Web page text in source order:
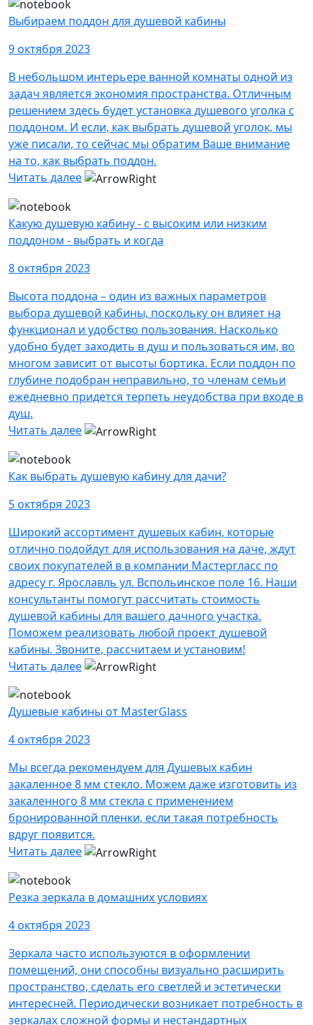
Выбираем поддон для душевой кабины
9 октября 2023
В небольшом интерьере ванной комнаты одной из
задач является экономия пространства. Отличным
решением здесь будет установка душевого уголка с
поддоном. И если, как выбрать душевой уголок, мы
уже писали, то сейчас мы обратим Ваше внимание
на то, как выбрать поддон.
Читать далее
Какую душевую кабину - с высоким или низким
поддоном - выбрать и когда
8 октября 2023
Высота поддона – один из важных параметров
выбора душевой кабины, поскольку он влияет на
функционал и удобство пользования. Насколько
удобно будет заходить в душ и пользоваться им, во
многом зависит от высоты бортика. Если поддон по
глубине подобран неправильно, то членам семьи
ежедневно придется терпеть неудобства при входе в
душ.
Читать далее
Как выбрать душевую кабину для дачи?
5 октября 2023
Широкий ассортимент душевых кабин, которые
отлично подойдут для использования на даче, ждут
своих покупателей в в компании Мастергласс по
адресу г. Ярославль ул. Вспольинское поле 16. Наши
консультанты помогут рассчитать стоимость
душевой кабины для вашего дачного участка.
Поможем реализовать любой проект душевой
кабины. Звоните, рассчитаем и установим!
Читать далее
Душевые кабины от MasterGlass
4 октября 2023
Мы всегда рекомендуем для Душевых кабин
закаленное 8 мм стекло. Можем даже изготовить из
закаленного 8 мм стекла с применением
бронированной пленки, если такая потребность
вдруг появится.
Читать далее
Резка зеркала в домашних условиях
4 октября 2023
Зеркала часто используются в оформлении
помещений, они способны визуально расширить
пространство, сделать его светлей и эстетически
интересней. Периодически возникает потребность в
зеркалах сложной формы и нестандартных